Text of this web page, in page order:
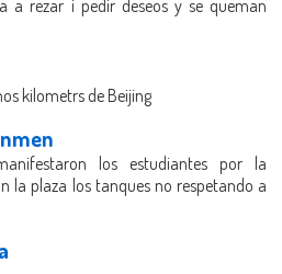
a rezar i pedir deseos y se queman
kilometrs de Beijing
los estudiantes por la
la plaza los tanques no respetando a